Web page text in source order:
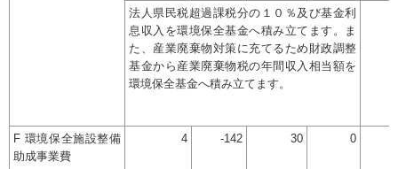
法人県民税超過課税分の１０％及び基金利
息収入を環境保全基金へ積み立てます。ま
た、産業廃棄物対策に充てるため財政調整
基金から産業廃棄物税の年間収入相当額を
環境保全基金へ積み立てます。
F 環境保全施設整備
助成事業費
4 -142 30 0